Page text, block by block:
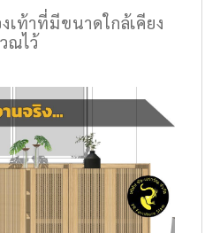
เท้าที่มีขนาดใกล้เคียง
ณไว้